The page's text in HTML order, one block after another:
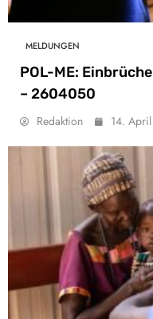
MELDUNGEN
POL-ME:
– 2604050
Redaktion 14.